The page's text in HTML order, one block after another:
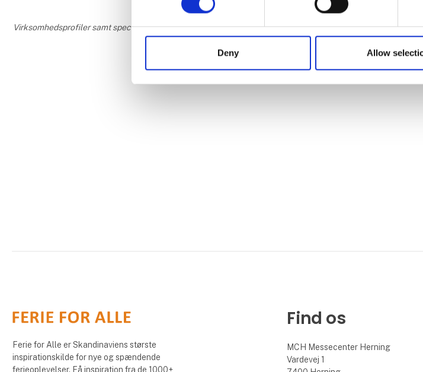
Deny Allow
Virksomhedsprofiler samt speciale- og interesseområder er udfyldt og tilføjet af leverandørerne og er ikke
Ferie for Alle er Skandinaviens største
inspirationskilde for nye og spændende
ferieoplevelser. Få inspiration fra de 1000+
Find os
MCH Messecenter Herning
Vardevej 1